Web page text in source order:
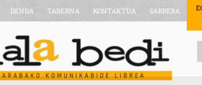
DENDA TABERNA KONTAKTUA SARRERA